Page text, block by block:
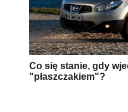
Co się stanie, gdy
"płaszczakiem"?